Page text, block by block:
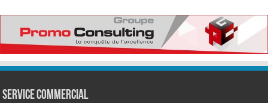
Service commercial